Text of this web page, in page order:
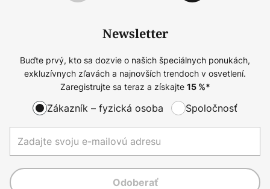
Newsletter
Buďte prvý, kto sa dozvie o našich špeciálnych ponukách,
exkluzívnych zľavách a najnovších trendoch v osvetlení.
Zaregistrujte sa teraz a získajte 15%*
Zákazník – fyzická osoba Spoločnosť
Odoberať